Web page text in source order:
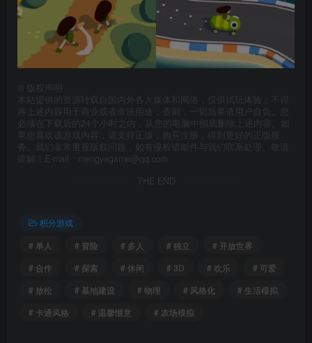
版权声明
本站提供的资源转载自国内外各大媒体和网络，仅供试玩体验；不得
将上述内容用于商业或者非法用途，否则，一切后果请用户自负。您
必须在下载后的24个小时之内，从您的电脑中彻底删除上述内容。如
果您喜欢该游戏内容，请支持正版，购买注册，得到更好的正版服
务。我们非常重视版权问题，如有侵权请邮件与我们联系处理。敬请
谅解！E-mail：mengyagame@qq.com
THE END
积分游戏
# 单人
# 冒险 # 多人 # 独立
# 开放世界
# 合作
# 探索 # 休闲 # 3D # 欢乐
# 可爱
# 放松
# 基地建设 # 物理 # 风格化
# 生活模拟
# 卡通风格
# 温馨惬意 # 农场模拟